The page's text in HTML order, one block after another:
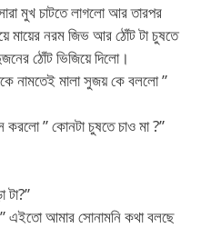
মুখ চাটতে লাগলো আর তারপর
মায়ের নরম জিভ আর ঠোঁট টা চুষতে
ঠোঁট ভিজিয়ে দিলো।
নামতেই মালা সুজয় কে বললো ”
করলো ” কোনটা চুষতে চাও মা ?”
টা?”
এইতো আমার সোনামনি কথা বলছে